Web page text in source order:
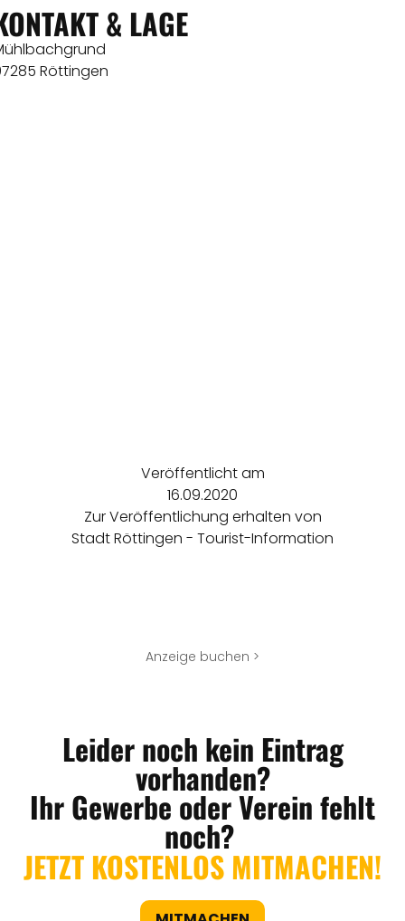
& LAGE
Röttingen
Veröffentlicht am
16.09.2020
Zur Veröffentlichung erhalten von
Stadt Röttingen - Tourist-Information
Anzeige buchen >
Leider noch kein Eintrag
vorhanden?
Ihr Gewerbe oder Verein fehlt
noch?
JETZT KOSTENLOS MITMACHEN!